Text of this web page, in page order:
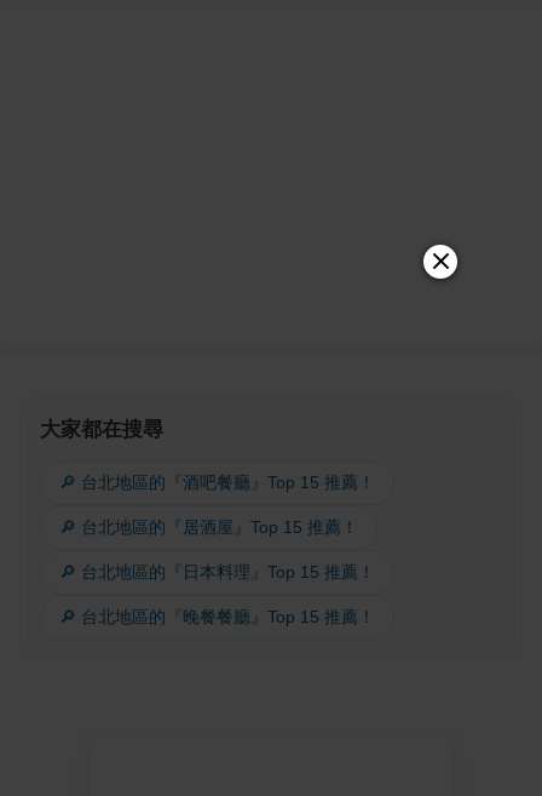
大家都在搜尋
🔎 台北地區的『酒吧餐廳』Top 15 推薦！
🔎 台北地區的『居酒屋』Top 15 推薦！
🔎 台北地區的『日本料理』Top 15 推薦！
🔎 台北地區的『晚餐餐廳』Top 15 推薦！